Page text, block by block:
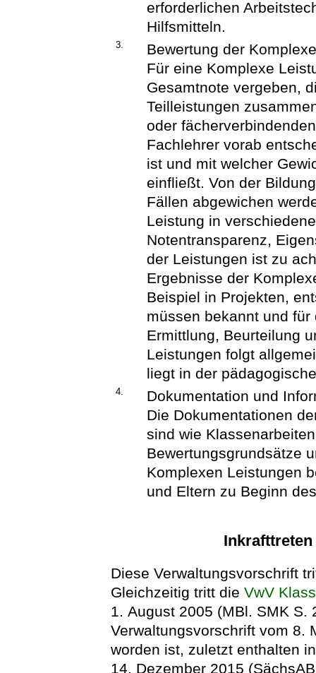
erforderlichen
Hilfsmitteln.
3.
Bewertung der
Für eine Komplexe
Gesamtnote vergeben,
Teilleistungen
oder
Fachlehrer vorab
ist und mit welcher
einfließt. Von der
Fällen abgewichen
Leistung in
Notentransparenz,
der Leistungen ist zu
Ergebnisse der
Beispiel in Projekten,
müssen bekannt und
Ermittlung, Beurteilung
Leistungen folgt
liegt in der
4.
Dokumentation und
Die Dokumentationen
sind wie
Bewertungsgrundsätze
Komplexen Leistungen
und Eltern zu Beginn
Diese Verwaltungsvorschrift
Gleichzeitig tritt dieVwV
1. August 2005 (MBl. SMK S.
Verwaltungsvorschrift vom 8.
worden ist, zuletzt enthalten
14. Dezember 2015